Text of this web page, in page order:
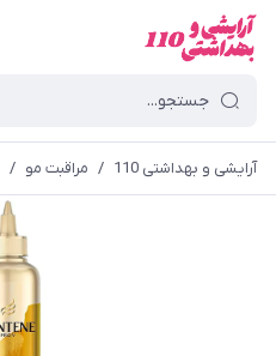
آرایشی و بهداشتی 110 / مراقبت مو /